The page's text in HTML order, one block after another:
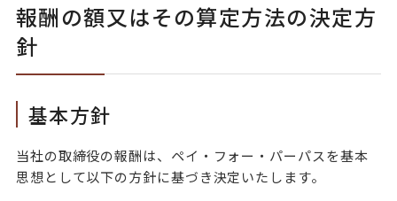
報酬の額又はその算定方法の決定方
針
基本方針
当社の取締役の報酬は、ペイ・フォー・パーパスを基本
思想として以下の方針に基づき決定いたします。